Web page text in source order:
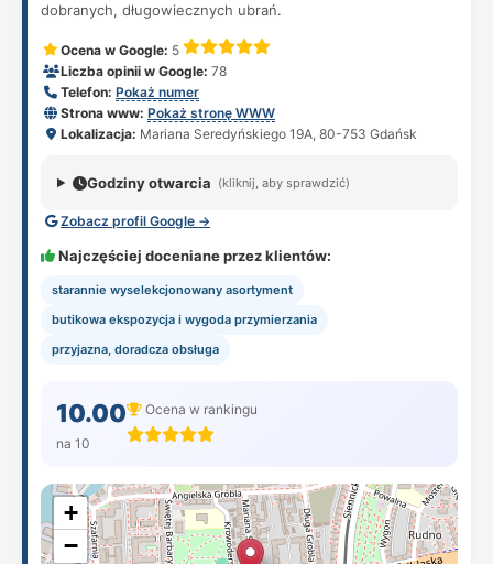
dobranych, długowiecznych ubrań.
Ocena w Google: 5
Liczba opinii w Google: 78
Telefon: Pokaż numer
Strona www: Pokaż stronę WWW
Lokalizacja: Mariana Seredyńskiego 19A, 80-753 Gdańsk
Godziny otwarcia (kliknij, aby sprawdzić)
Zobacz profil Google →
Najczęściej doceniane przez klientów:
starannie wyselekcjonowany asortyment
butikowa ekspozycja i wygoda przymierzania
przyjazna, doradcza obsługa
10.00
na 10
Ocena w rankingu
+
−